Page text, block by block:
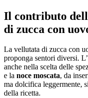
Il contributo
di zucca con
La vellutata di zucca con
proponga sentori diversi.
anche nella scelta delle
e la noce moscata, da
ma dolcifica leggermente,
della ricetta.